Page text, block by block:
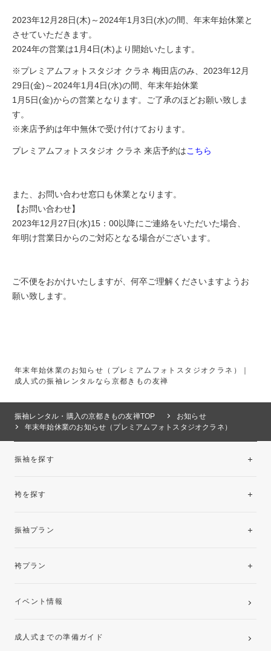
2023年12月28日(木)～2024年1月3日(水)の間、年末年始休業と
させていただきます。
2024年の営業は1月4日(木)より開始いたします。
※プレミアムフォトスタジオ クラネ 梅田店のみ、2023年12月
29日(金)～2024年1月4日(水)の間、年末年始休業
1月5日(金)からの営業となります。ご了承のほどお願い致しま
す。
※来店予約は年中無休で受け付けております。
プレミアムフォトスタジオ クラネ 来店予約はこちら
また、お問い合わせ窓口も休業となります。
【お問い合わせ】
2023年12月27日(水)15：00以降にご連絡をいただいた場合、
年明け営業日からのご対応となる場合がございます。
ご不便をおかけいたしますが、何卒ご理解くださいますようお
願い致します。
年末年始休業のお知らせ（プレミアムフォトスタジオクラネ）｜
成人式の振袖レンタルなら京都きもの友禅
振袖レンタル・購入の京都きもの友禅TOP
お知らせ
年末年始休業のお知らせ（プレミアムフォトスタジオクラネ）
振袖を探す
袴を探す
振袖プラン
レンタルプラン
袴プラン
卒業袴レンタルプラン
イベント情報
成人式までの準備ガイド